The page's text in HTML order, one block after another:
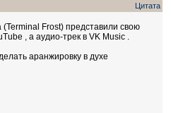
Цитата
Frost) представили свою
, а аудио-трек в VK Music .
аранжировку в духе